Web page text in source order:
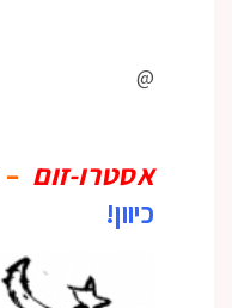
@
אסטרו-זום –
כיוון!